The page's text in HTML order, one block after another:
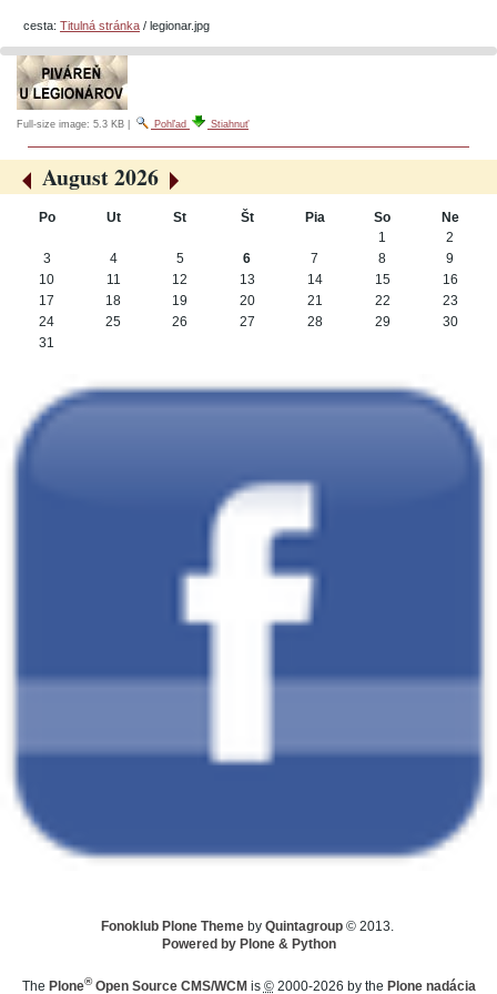
cesta: Titulná stránka / legionar.jpg
Full-size image: 5.3 KB Pohľad Stiahnuť
«
August 2026
»
Po Ut St Št Pia So
Ne
1
2
3
4 5 6 7 8
9
10
11 12 13 14 15
16
17
18 19 20 21 22
23
24
25 26 27 28 29
30
31
Fonoklub Plone Themeby Quintagroup© 2013.
Powered by Plone & Python
The Plone®Open Source CMS/WCM is ©2000-2026 by the Plone nadácia